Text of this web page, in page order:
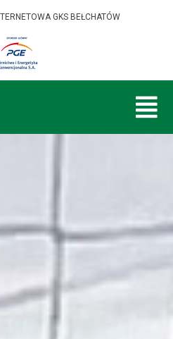
GKS BEŁCHATÓW